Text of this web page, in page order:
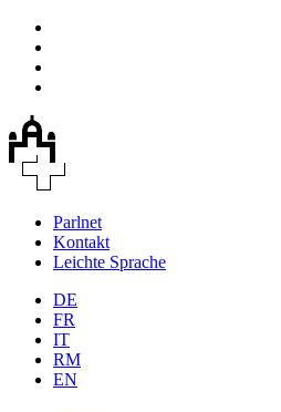
Parlnet
Kontakt
Leichte Sprache
DE
FR
IT
RM
EN